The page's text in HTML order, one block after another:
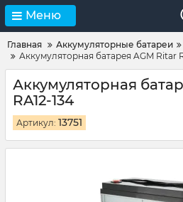
Меню
Главная Аккумуляторные батареи
Аккумуляторная батарея AGM Ritar
Аккумуляторная
RA12-134
Артикул: 13751